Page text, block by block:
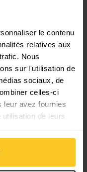
le contenu
relatives aux
Nous
sur l'utilisation de
sociaux, de
celles-ci
leur avez fournies
de leurs
(Nylon)
animale